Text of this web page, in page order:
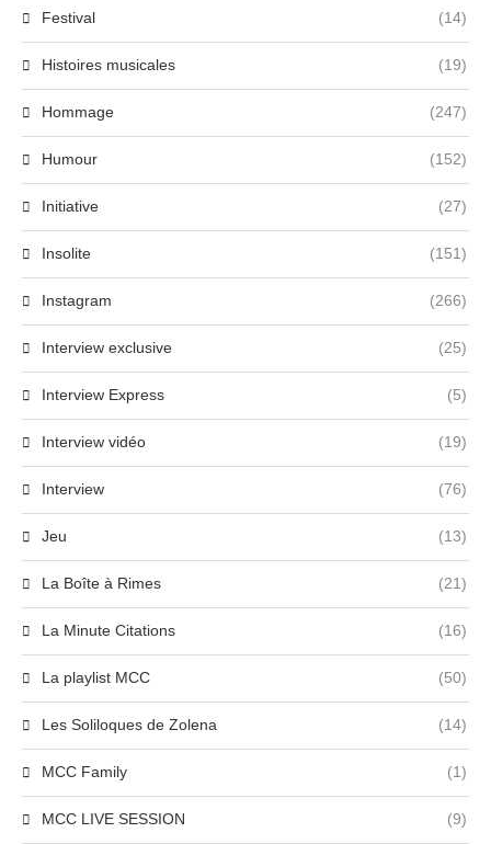
Festival (14)
Histoires musicales (19)
Hommage (247)
Humour (152)
Initiative (27)
Insolite (151)
Instagram (266)
Interview exclusive (25)
Interview Express (5)
Interview vidéo (19)
Interview (76)
Jeu (13)
La Boîte à Rimes (21)
La Minute Citations (16)
La playlist MCC (50)
Les Soliloques de Zolena (14)
MCC Family (1)
MCC LIVE SESSION (9)